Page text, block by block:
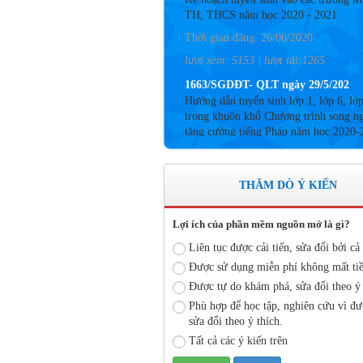
Thời gian đăng: 26/06/2020
lượt xem: 5153 | lượt tải:1265
1663/SGDĐT- QLT ngày 29/5/202
trong khuôn khổ Chương trình song
tăng cường tiếng Pháp năm học 2020-
Thời gian đăng: 26/06/2020
lượt xem: 4183 | lượt tải:757
Số: 05 /KHCM - THVY NGÀY 10/9&
KẾ HOẠCH BỒI DƯỠNG VÀ PHÁT
TRIỂN ĐỘI NGŨ NĂM HỌC 2019-
Thời gian đăng: 11/06/2020
lượt xem: 8574 | lượt tải:2796
Số: 03 /KH-THVY ngày 17/9�
KẾ HOẠCH CÔNG TÁC KIỂM
BỘ NĂM HỌC 2019– 2020
Thời gian đăng: 11/06/2020
lượt xem: 11743 | lượt tải:670
THĂM DÒ Ý KIẾN
Lợi ích của phần mềm nguồn mở là gì?
Liên tục được cải tiến, sửa đổi bởi cả
Được sử dụng miễn phí không mất
Được tự do khám phá, sửa đổi theo ý
Phù hợp để học tập, nghiên cứu vì
sửa đổi theo ý thích.
Tất cả các ý kiến trên